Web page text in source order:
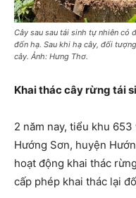
Cây sau sau tái sinh tự nhiên có
đốn hạ. Sau khi hạ cây, đối
cây. Ảnh: Hưng Thơ.
Khai thác cây rừng tái
2 năm nay, tiểu khu 653
Hướng Sơn, huyện
hoạt động khai thác
cấp phép khai thác lại